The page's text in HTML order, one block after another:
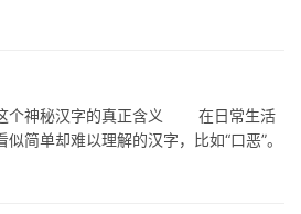
个神秘汉字的真正含义 在日常生活
简单却难以理解的汉字，比如“口恶”。